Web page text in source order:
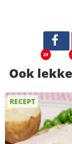
25
Ook
RECEPT